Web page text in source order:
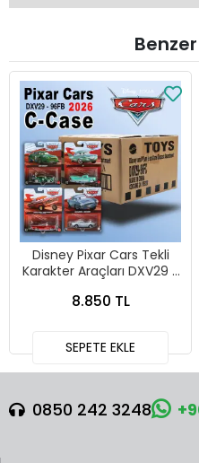
Disney Pixar Cars Tekli
Karakter Araçları DXV29 -
8.850 TL
SEPETE EKLE
0850 242 3248